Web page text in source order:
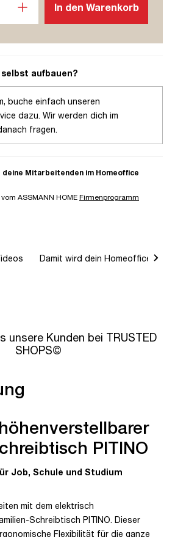
In den Warenkorb
aufbauen?
buche einfach unseren
dazu. Wir werden dich im
fragen.
deine Mitarbeitenden im Homeoffice
ASSMANN HOMEFirmenprogramm
Damit wird dein Homeoffice
unsere Kunden bei TRUSTED
SHOPS©
PITINO
Job, Schule und Studium
mit dem elektrisch
Schreibtisch PITINO. Dieser
Flexibilität für die ganze